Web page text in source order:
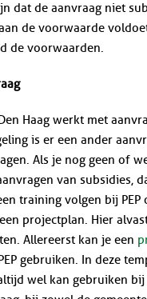
dat de aanvraag niet
de voorwaarde
de voorwaarden.
Haag werkt met
is er een ander
Als je nog geen of
van subsidies,
training volgen bij PEP
projectplan. Hier
Allereerst kan je een
gebruiken. In deze
wel kan gebruiken bij